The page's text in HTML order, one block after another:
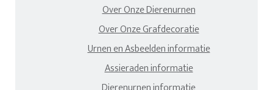
Over Onze Dierenurnen
Over Onze Grafdecoratie
Urnen en Asbeelden informatie
Assieraden informatie